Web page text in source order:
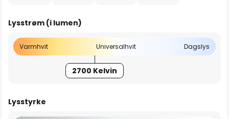
Lysstrøm (i lumen)
Varmhvit Universalhvit Dagslys
2700 Kelvin
Lysstyrke